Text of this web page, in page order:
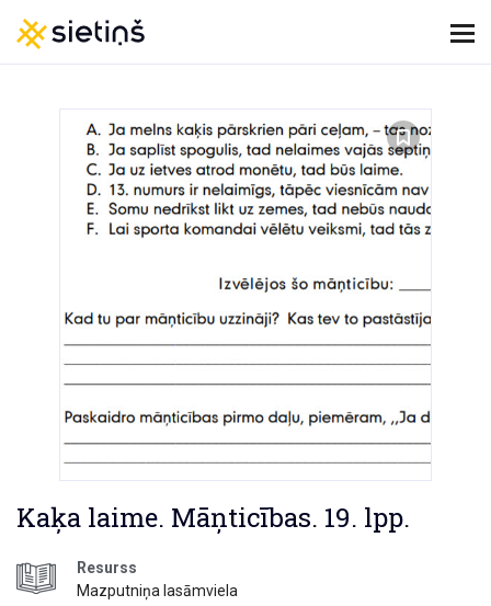
Kaķa laime. Māņticības. 19. lpp.
Resurss
Mazputniņa lasāmviela